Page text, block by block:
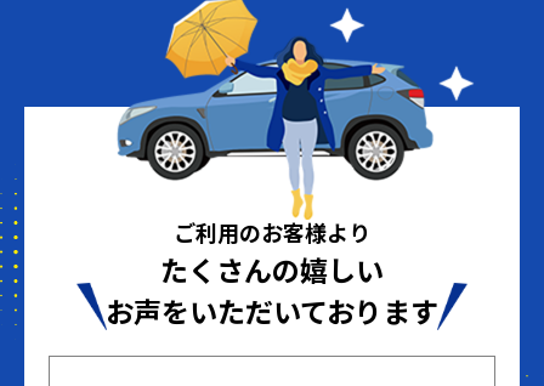
ご利用のお客様より
たくさんの嬉しい
お声をいただいております